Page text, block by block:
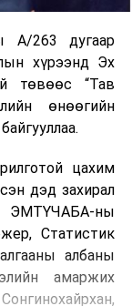
А/263 дугаар
хүрээнд Эх
төвөөс “Тав
өнөөгийн
цахим
дэд захирал
ЭМТҮЧАБА-ны
Статистик
албаны
амаржих